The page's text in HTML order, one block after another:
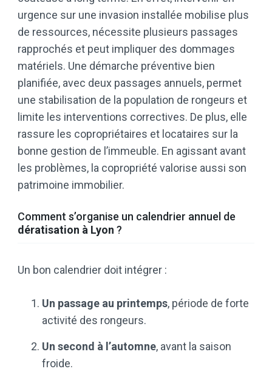
urgence sur une invasion installée mobilise plus
de ressources, nécessite plusieurs passages
rapprochés et peut impliquer des dommages
matériels. Une démarche préventive bien
planifiée, avec deux passages annuels, permet
une stabilisation de la population de rongeurs et
limite les interventions correctives. De plus, elle
rassure les copropriétaires et locataires sur la
bonne gestion de l’immeuble. En agissant avant
les problèmes, la copropriété valorise aussi son
patrimoine immobilier.
Comment s’organise un calendrier annuel de
dératisation à Lyon ?
Un bon calendrier doit intégrer :
Un passage au printemps, période de forte
activité des rongeurs.
Un second à l’automne, avant la saison
froide.